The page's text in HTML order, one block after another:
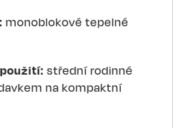
monoblokové tepelné
střední rodinné
na kompaktní